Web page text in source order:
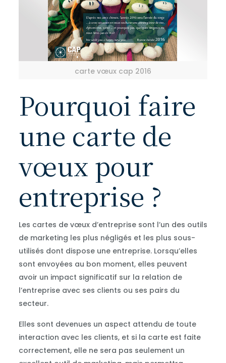
carte vœux cap 2016
Pourquoi faire
une carte de
vœux pour
entreprise ?
Les cartes de vœux d’entreprise sont l’un des outils
de marketing les plus négligés et les plus sous-
utilisés dont dispose une entreprise. Lorsqu’elles
sont envoyées au bon moment, elles peuvent
avoir un impact significatif sur la relation de
l’entreprise avec ses clients ou ses pairs du
secteur.
Elles sont devenues un aspect attendu de toute
interaction avec les clients, et si la carte est faite
correctement, elle ne sera pas seulement un